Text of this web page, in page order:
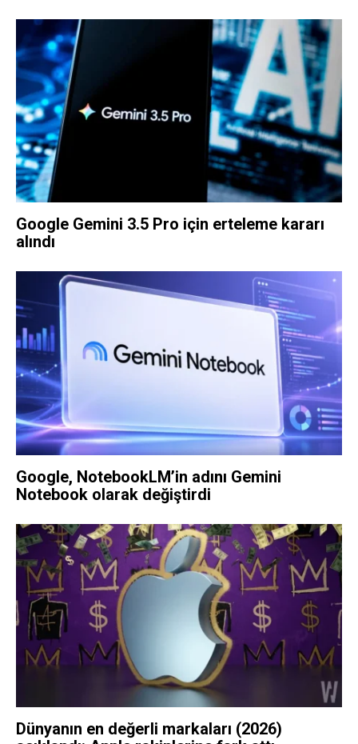
Google Gemini 3.5 Pro için erteleme kararı
alındı
Google, NotebookLM’in adını Gemini
Notebook olarak değiştirdi
Dünyanın en değerli markaları (2026)